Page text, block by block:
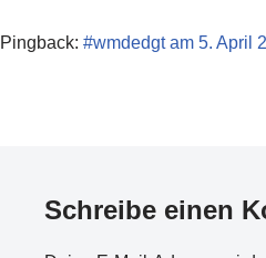
Pingback: #wmdedgt am 5. April
Schreibe einen